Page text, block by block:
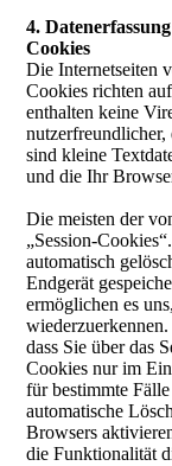
4.
Cookies
Die Internetseiten
Cookies richten
enthalten keine
sind kleine
und die Ihr
Die meisten der
„Session-
automatisch
Endgerät
ermöglichen es
dass Sie über das
Cookies nur im
für bestimmte
automatische
Browsers
die Funktionalität